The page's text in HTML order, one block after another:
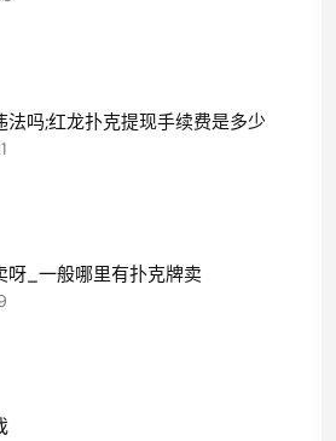
法吗;红龙扑克提现手续费是多少
呀_一般哪里有扑克牌卖